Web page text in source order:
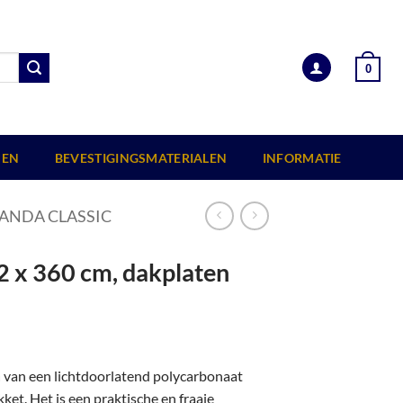
0
BEVESTIGINGSMATERIALEN INFORMATIE
CLASSIC
x 360 cm, dakplaten
van een lichtdoorlatend polycarbonaat
Het is een praktische en fraaie